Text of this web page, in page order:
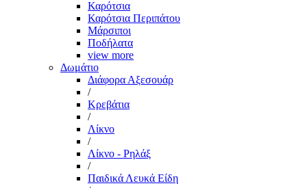
Καρότσια
Καρότσια Περιπάτου
Μάρσιποι
Ποδήλατα
view more
Δωμάτιο
Διάφορα Αξεσουάρ
/
Κρεβάτια
/
Λίκνο
/
Λίκνο - Ρηλάξ
/
Παιδικά Λευκά Είδη